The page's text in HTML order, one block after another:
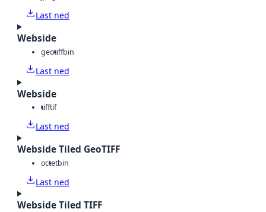
Last ned
Webside
geotiffbin
Last ned
Webside
tifftif
Last ned
Webside Tiled GeoTIFF
octetbin
Last ned
Webside Tiled TIFF